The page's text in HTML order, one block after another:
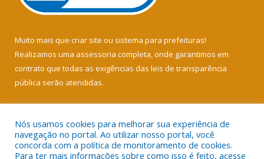
Muito mais que criar site ou sistema para prefeituras!
Realizamos uma assessoria completa, onde garantimos em
contrato que todas as exigências das leis de transparência
pública serão atendidas.
Nós usamos cookies para melhorar sua experiência de
navegação no portal. Ao utilizar nosso portal, você
concorda com a política de monitoramento de cookies.
Para ter mais informações sobre como isso é feito, acesse